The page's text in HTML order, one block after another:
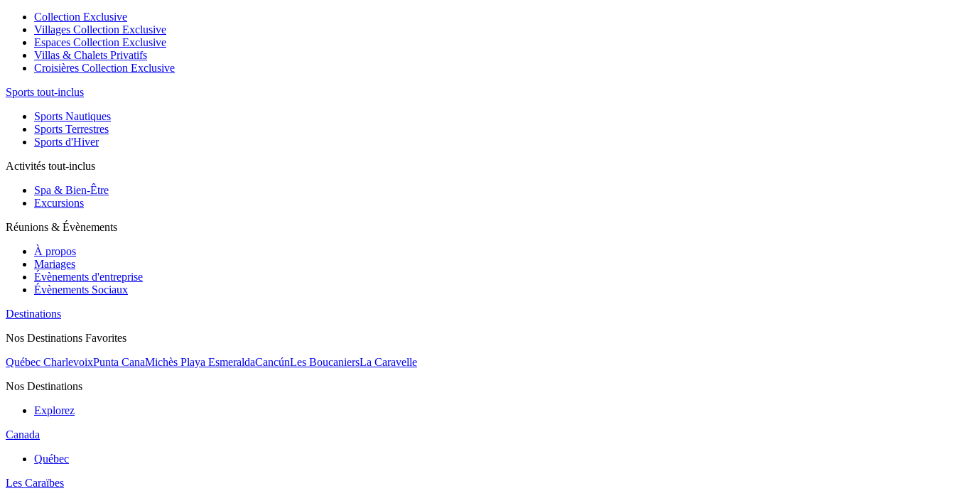
Collection Exclusive
Villages Collection Exclusive
Espaces Collection Exclusive
Villas & Chalets Privatifs
Croisières Collection Exclusive
Sports tout-inclus
Sports Nautiques
Sports Terrestres
Sports d'Hiver
Activités tout-inclus
Spa & Bien-Être
Excursions
Réunions & Évènements
À propos
Mariages
Évènements d'entreprise
Évènements Sociaux
Destinations
Nos Destinations Favorites
Québec CharlevoixPunta CanaMichès Playa EsmeraldaCancúnLes BoucaniersLa Caravelle
Nos Destinations
Explorez
Canada
Québec
Les Caraïbes